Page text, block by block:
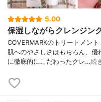
5.00
保湿しながらクレンジン
COVERMARKのトリートメン
肌へのやさしさはもちろん、
に徹底的にこだわったクレ…続